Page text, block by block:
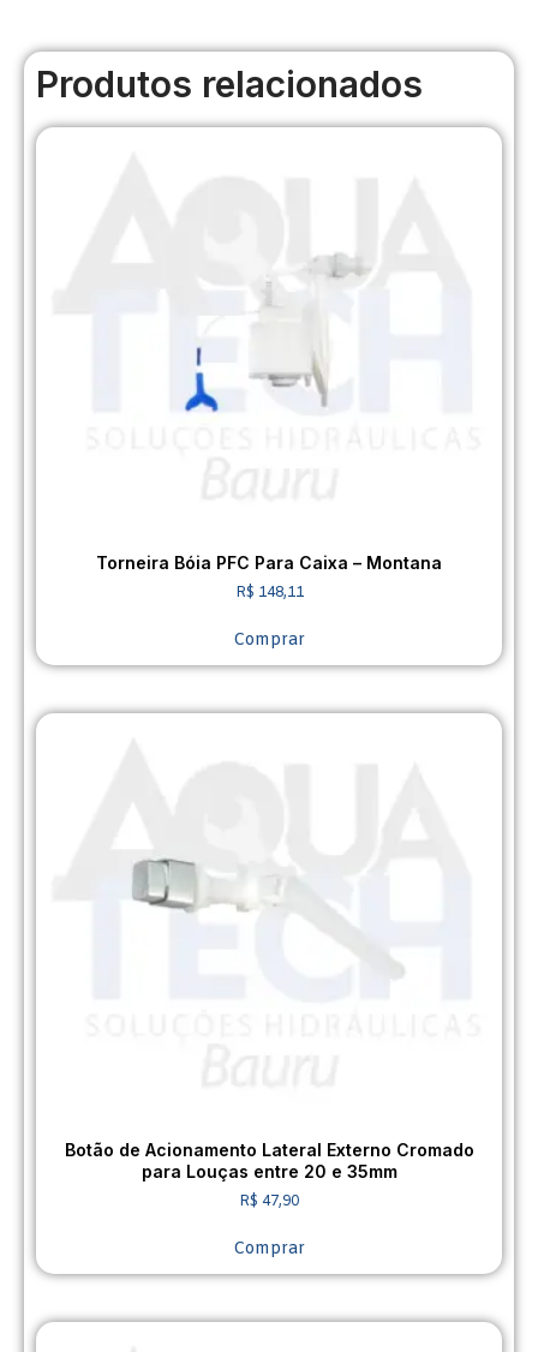
Produtos relacionados
Torneira Bóia PFC Para Caixa – Montana
R$ 148,11
Comprar
Botão de Acionamento Lateral Externo Cromado
para Louças entre 20 e 35mm
R$ 47,90
Comprar